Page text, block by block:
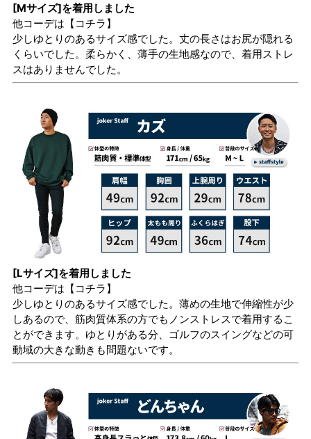
[Mサイズ]を着用しました
他コーデは 【コチラ】
少しゆとりのあるサイズ感でした。丈の長さはお尻が隠れる
くらいでした。柔らかく、薄手の生地感なので、着用ストレ
スはありませんでした。
[Lサイズ]を着用しました
他コーデは 【コチラ】
少しゆとりのあるサイズ感でした。薄めの生地で伸縮性が少
しあるので、筋肉質体系の方でもノンストレスで着用するこ
とができます。ゆとりがある分、ゴルフのスイングなどの可
動域の大きな動きも問題ないです。